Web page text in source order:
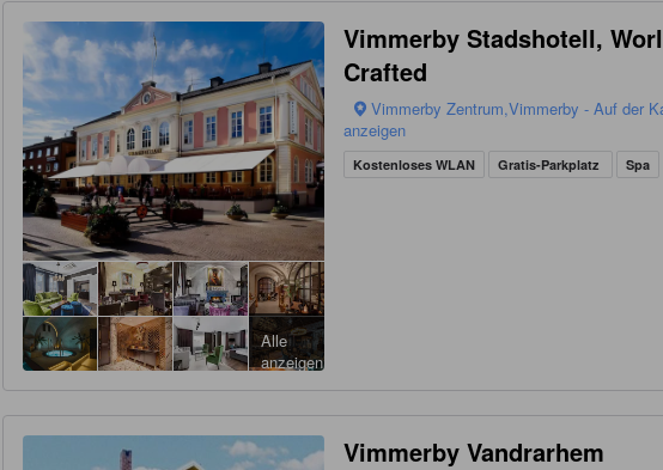
Alle
anzeigen
Vimmerby Stadshotell,
Crafted
Vimmerby Zentrum,Vimmerby - Auf der
anzeigen
Kostenloses WLAN Gratis-Parkplatz Spa
Vimmerby Vandrarhem